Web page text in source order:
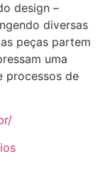
design –
diversas
peças partem
uma
processos de